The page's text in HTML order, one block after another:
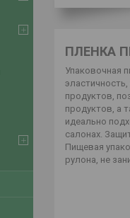
ПЛЕНКА
Упаковочная
продуктов,
продуктов, а
идеально
салонах.
Пищевая
рулона, не